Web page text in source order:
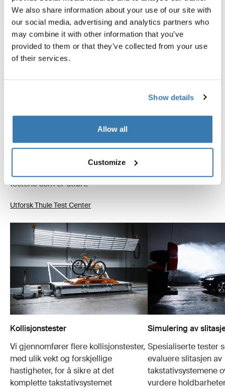
We also share information about your use of our site with
our social media, advertising and analytics partners who
may combine it with other information that you’ve
provided to them or that they’ve collected from your use
of their services.
Show details
Allow all
Customize
gjennomgår produktene ekstreme tester.
Takstativsystemene våre er designet for å bære utstyret
ditt og passe bilen din så trygt og sikkert som mulig.
testene som er utført.
Utforsk Thule Test Center
Kollisjonstester
Vi gjennomfører flere kollisjonstester,
med ulik vekt og forskjellige
hastigheter, for å sikre at det
komplette takstativsystemet
Simulering av
Spesialiserte tester
evaluere slitasjen av
takstativsystemene
vurdere